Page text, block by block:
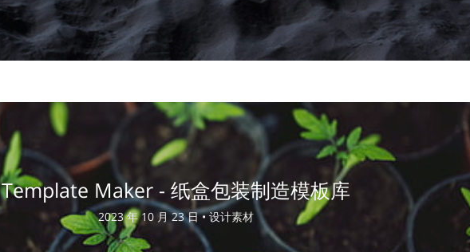
Template Maker - 纸盒包装制造模板库
2023 年 10 月 23 日 •设计素材